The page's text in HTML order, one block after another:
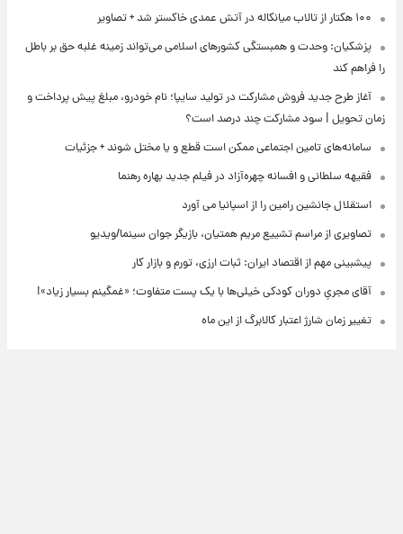
۱۰۰ هکتار از تالاب میانکاله در آتش عمدی خاکستر شد + تصاویر
پزشکیان: وحدت و همبستگی کشورهای اسلامی می‌تواند زمینه غلبه حق بر باطل
را فراهم کند
آغاز طرح جدید فروش مشارکت در تولید سایپا؛ نام خودرو، مبلغ پیش پرداخت و
زمان تحویل | سود مشارکت چند درصد است؟
سامانه‌های تامین اجتماعی ممکن است قطع و یا مختل شوند + جزئیات
فقیهه سلطانی و افسانه چهره‌آزاد در فیلم جدید بهاره رهنما
استقلال جانشین رامین را از اسپانیا می آورد
تصاویری از مراسم تشییع مریم همتیان، بازیگر جوان سینما/ویدیو
پیشبینی مهم از اقتصاد ایران: ثبات ارزی، تورم و بازار کار
آقای مجریِ دوران کودکی خیلی‌ها با یک پست متفاوت؛ «غمگینم بسیار زیاد»!
تغییر زمان شارژ اعتبار کالابرگ از این ماه